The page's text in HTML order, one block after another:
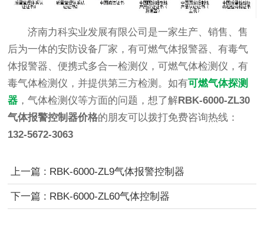
济南力科实业发展有限公司是一家生产、销售、售
后为一体的安防设备厂家，有可燃气体报警器、有毒气
体报警器、便携式多合一检测仪，可燃气体检测仪，有
毒气体检测仪，并提供第三方检测。如有可燃气体探测
器 ，气体检测仪等方面的问题，想了解RBK-6000-ZL30
气体报警控制器价格的朋友可以拨打免费咨询热线：
132-5672-3063
上一篇 : RBK-6000-ZL9气体报警控制器
下一篇 : RBK-6000-ZL60气体控制器